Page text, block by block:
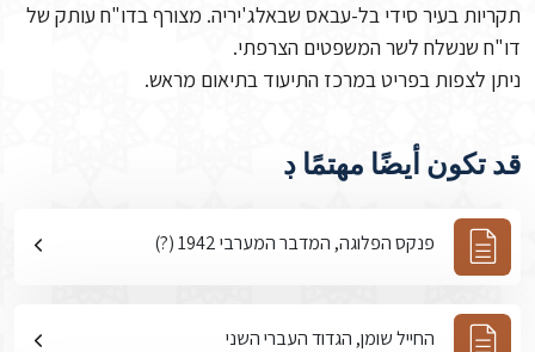
תקריות בעיר סידי בל-עבאס שבאלג'יריה. מצורף בדו"ח עותק של
דו"ח שנשלח לשר המשפטים הצרפתי.
ניתן לצפות בפריט במרכז התיעוד בתיאום מראש.
قد تكون أيضًا مهتمًا ڊ
פנקס הפלוגה, המדבר המערבי 1942 (?)
החייל שומן, הגדוד העברי השני